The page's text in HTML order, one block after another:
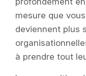
mesure que
deviennent plus
à prendre tout